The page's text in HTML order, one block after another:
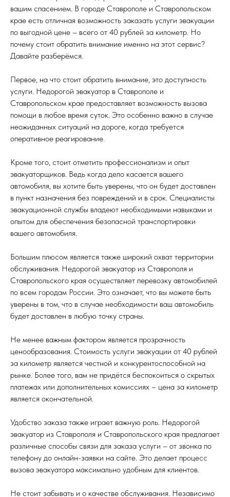
вашим спасением. В городе Ставрополе и Ставропольском
крае есть отличная возможность заказать услуги эвакуации
по выгодной цене – всего от 40 рублей за километр. Но
почему стоит обратить внимание именно на этот сервис?
Давайте разберёмся.
Первое, на что стоит обратить внимание, это доступность
услуги. Недорогой эвакуатор в Ставрополе и
Ставропольском крае предоставляет возможность вызова
помощи в любое время суток. Это особенно важно в случае
неожиданных ситуаций на дороге, когда требуется
оперативное реагирование.
Кроме того, стоит отметить профессионализм и опыт
эвакуаторщиков. Ведь когда дело касается вашего
автомобиля, вы хотите быть уверены, что он будет доставлен
в пункт назначения без повреждений и в срок. Специалисты
эвакуационной службы владеют необходимыми навыками и
опытом для обеспечения безопасной транспортировки
вашего автомобиля.
Большим плюсом является также широкий охват территории
обслуживания. Недорогой эвакуатор из Ставрополя и
Ставропольского края осуществляет перевозку автомобилей
по всем городам России. Это означает, что вы можете быть
уверены в том, что в случае необходимости ваш автомобиль
будет доставлен в любую точку страны.
Не менее важным фактором является прозрачность
ценообразования. Стоимость услуги эвакуации от 40 рублей
за километр является честной и конкурентоспособной на
рынке. Более того, вам не придётся беспокоиться о скрытых
платежах или дополнительных комиссиях – цена за километр
является окончательной.
Удобство заказа также играет важную роль. Недорогой
эвакуатор из Ставрополя и Ставропольского края предлагает
различные способы связи для заказа услуги – от звонка по
телефону до онлайн-заявки на сайте. Это делает процесс
вызова эвакуатора максимально удобным для клиентов.
Не стоит забывать и о качестве обслуживания. Независимо